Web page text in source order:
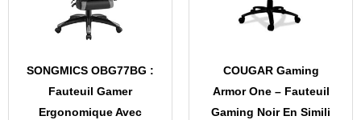
SONGMICS OBG77BG :
Fauteuil Gamer
Ergonomique Avec
COUGAR Gaming
Armor One – Fauteuil
Gaming Noir En Simili